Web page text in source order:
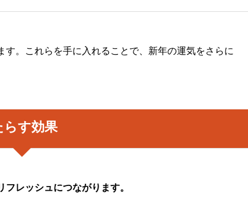
。これらを手に入れることで、新年の運気をさらに
す効果
レッシュにつながります。